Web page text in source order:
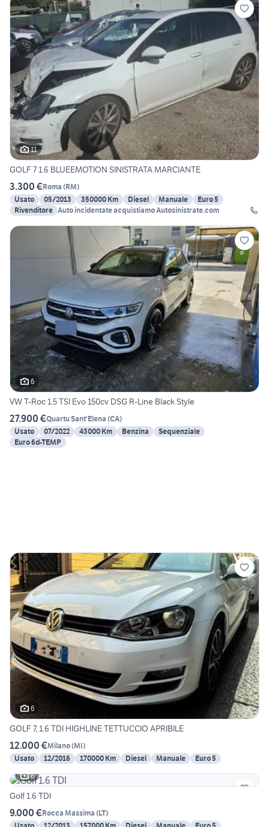
11
GOLF 7 1.6 BLUEEMOTION SINISTRATA MARCIANTE
3.300 €Roma (RM)
Usato
05/2013 350000 Km Diesel Manuale
Euro 5
Rivenditore Auto incidentate acquistiamo Autosinistrate.com
6
VW T-Roc 1.5 TSI Evo 150cv DSG R-Line Black Style
27.900 €Quartu Sant'Elena (CA)
Usato
07/2022 43000 Km Benzina
Sequenziale
Euro 6d-TEMP
6
GOLF 7, 1.6 TDI HIGHLINE TETTUCCIO APRIBILE
12.000 €Milano(MI)
Usato
12/2016 170000 Km Diesel Manuale
Euro 5
6
Golf 1.6 TDI
9.000 €Rocca Massima (LT)